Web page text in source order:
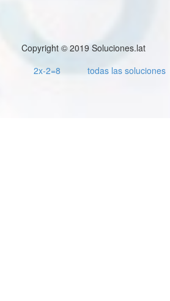
Copyright © 2019 Soluciones.lat
2x-2=8
todas las soluciones